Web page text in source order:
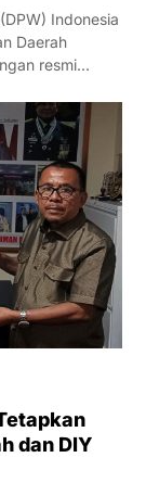
Indonesia
Daerah
resmi…
dan DIY